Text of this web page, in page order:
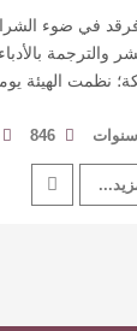
الأدب
نظمت الهيئة يومي
846